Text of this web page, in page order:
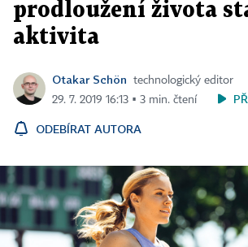
prodloužení života
aktivita
Otakar Schön
technologický editor
29. 7. 2019 16:13 ▪ 3 min. čtení
ODEBÍRAT AUTORA